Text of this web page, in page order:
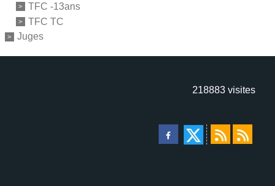
TFC -13ans
TFC TC
Juges
218883 visites